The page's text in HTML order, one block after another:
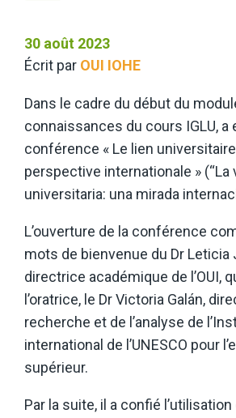
30 août 2023
Écrit par OUI IOHE
Dans le cadre du début du
connaissances du cours IGLU, a
conférence « Le lien
perspective internationale » (“La
universitaria: una mirada
L’ouverture de la conférence
mots de bienvenue du Dr Leticia
directrice académique de l’OUI,
l’oratrice, le Dr Victoria Galán,
recherche et de l’analyse de
international de l’UNESCO pour
supérieur.
Par la suite, il a confié